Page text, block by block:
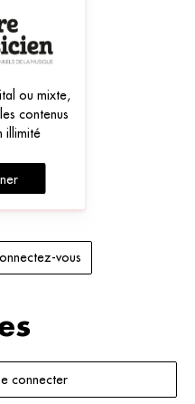
ou mixte,
contenus
illimité
vous
connecter